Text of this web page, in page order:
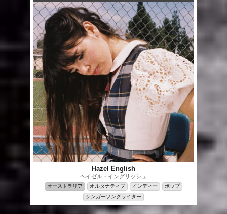
Hazel English
ヘイゼル・イングリッシュ
オーストラリア オルタナティブ インディー
ポップ
シンガーソングライター